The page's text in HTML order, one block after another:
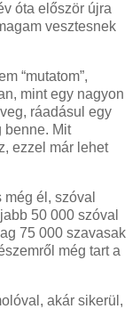
óta először újra
vesztesnek
“mutatom”,
mint egy nagyon
ráadásul egy
benne. Mit
ezzel már lehet
még él, szóval
50 000 szóval
75 000 szavasak
még tart a
akár sikerül,